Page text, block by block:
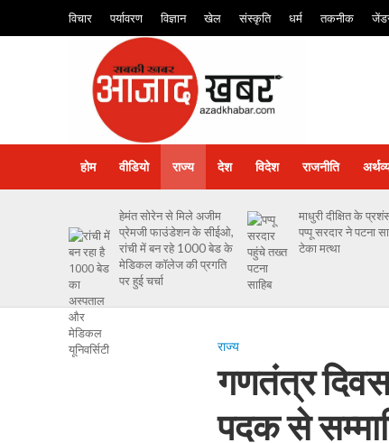
विचार पर्यावरण विज्ञान खेल संस्कृति धर्म तकनीक
होम वीडियो राज्य देश विदेश राजनीति
हेमंत सोरेन से मिले अजीम
प्रेमजी फाउंडेशन के सीईओ,
रांची में बन रहे 1000 बेड के
मेडिकल कॉलेज की प्रगति
पर हुई चर्चा
माधुरी दीक्षित के
पप्पू सरदार ने पटना
टेका मत्था
राज्य
गणतंत्र
पदक से